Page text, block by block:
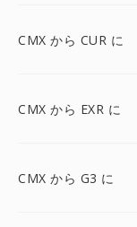
CMX から CUR に
CMX から EXR に
CMX から G3 に